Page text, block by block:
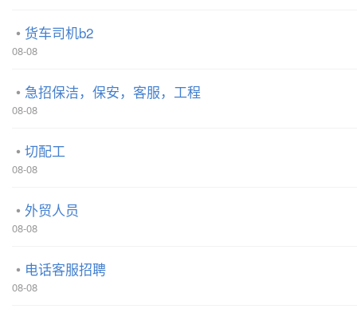
货车司机b2
08-08
急招保洁，保安，客服，工程
08-08
切配工
08-08
外贸人员
08-08
电话客服招聘
08-08